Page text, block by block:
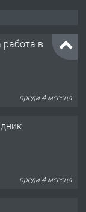
в
преди 4 месеца
преди 4 месеца